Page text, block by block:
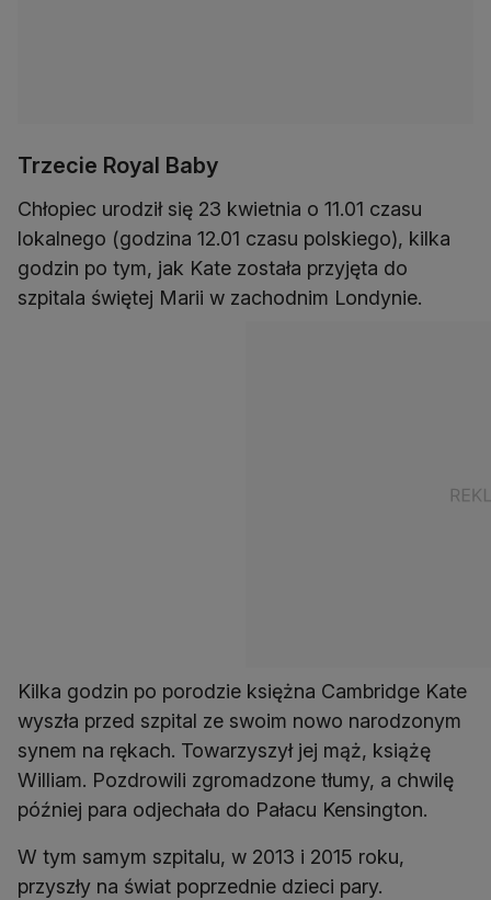
Trzecie Royal Baby
Chłopiec urodził się 23 kwietnia o 11.01 czasu
lokalnego (godzina 12.01 czasu polskiego), kilka
godzin po tym, jak Kate została przyjęta do
szpitala świętej Marii w zachodnim Londynie.
Kilka godzin po porodzie księżna Cambridge Kate
wyszła przed szpital ze swoim nowo narodzonym
synem na rękach. Towarzyszył jej mąż, książę
William. Pozdrowili zgromadzone tłumy, a chwilę
później para odjechała do Pałacu Kensington.
W tym samym szpitalu, w 2013 i 2015 roku,
przyszły na świat poprzednie dzieci pary.